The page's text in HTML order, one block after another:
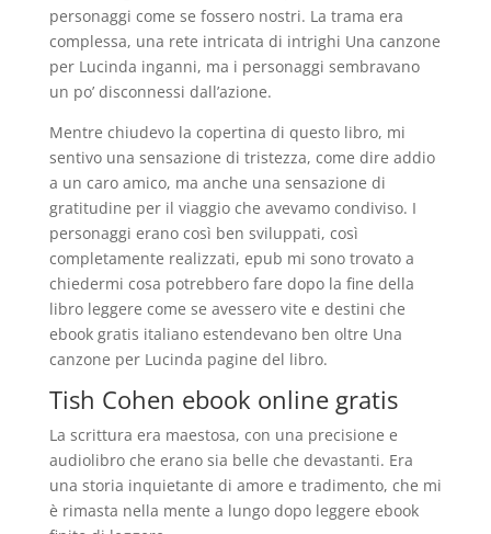
personaggi come se fossero nostri. La trama era
complessa, una rete intricata di intrighi Una canzone
per Lucinda inganni, ma i personaggi sembravano
un po’ disconnessi dall’azione.
Mentre chiudevo la copertina di questo libro, mi
sentivo una sensazione di tristezza, come dire addio
a un caro amico, ma anche una sensazione di
gratitudine per il viaggio che avevamo condiviso. I
personaggi erano così ben sviluppati, così
completamente realizzati, epub mi sono trovato a
chiedermi cosa potrebbero fare dopo la fine della
libro leggere come se avessero vite e destini che
ebook gratis italiano estendevano ben oltre Una
canzone per Lucinda pagine del libro.
Tish Cohen ebook online gratis
La scrittura era maestosa, con una precisione e
audiolibro che erano sia belle che devastanti. Era
una storia inquietante di amore e tradimento, che mi
è rimasta nella mente a lungo dopo leggere ebook